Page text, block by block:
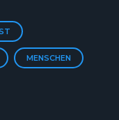
MENSCHEN